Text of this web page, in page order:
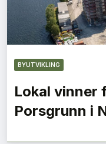
BYUTVIKLING
Lokal vinner
Porsgrunn i